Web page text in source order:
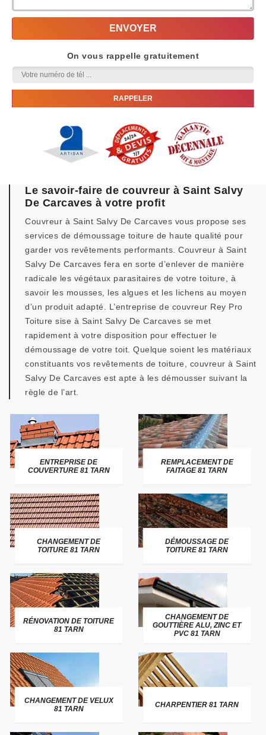
On vous rappelle gratuitement
Le savoir-faire de couvreur à Saint Salvy
De Carcaves à votre profit
Couvreur à Saint Salvy De Carcaves vous propose ses
services de démoussage toiture de haute qualité pour
garder vos revêtements performants. Couvreur à Saint
Salvy De Carcaves fera en sorte d’enlever de manière
radicale les végétaux parasitaires de votre toiture, à
savoir les mousses, les algues et les lichens au moyen
d’un produit adapté. L’entreprise de couvreur Rey Pro
Toiture sise à Saint Salvy De Carcaves se met
rapidement à votre disposition pour effectuer le
démoussage de votre toit. Quelque soient les matériaux
constituants vos revêtements de toiture, couvreur à Saint
Salvy De Carcaves est apte à les démousser suivant la
règle de l’art.
ENTREPRISE DE
COUVERTURE 81 TARN
REMPLACEMENT DE
FAITAGE 81 TARN
CHANGEMENT DE
TOITURE 81 TARN
DÉMOUSSAGE DE
TOITURE 81 TARN
RÉNOVATION DE TOITURE
81 TARN
CHANGEMENT DE
GOUTTIÈRE ALU, ZINC ET
PVC 81 TARN
CHANGEMENT DE VELUX
81 TARN
CHARPENTIER 81 TARN